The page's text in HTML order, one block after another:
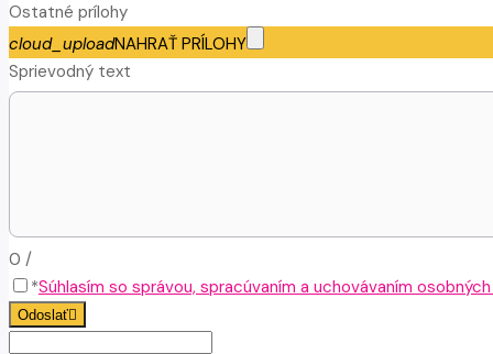
Ostatné prílohy
cloud_uploadNAHRAŤ PRÍLOHY
Sprievodný text
0 /
*Súhlasím so správou, spracúvaním a uchovávaním
Odoslať